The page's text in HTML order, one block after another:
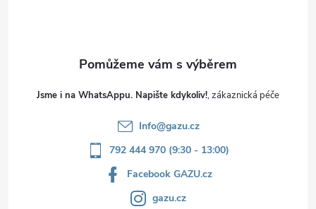
Jsme i na WhatsAppu. Napište kdykoliv!
Info@gazu.cz
792 444 970 (9:30 - 13:00)
Facebook GAZU.cz
gazu.cz